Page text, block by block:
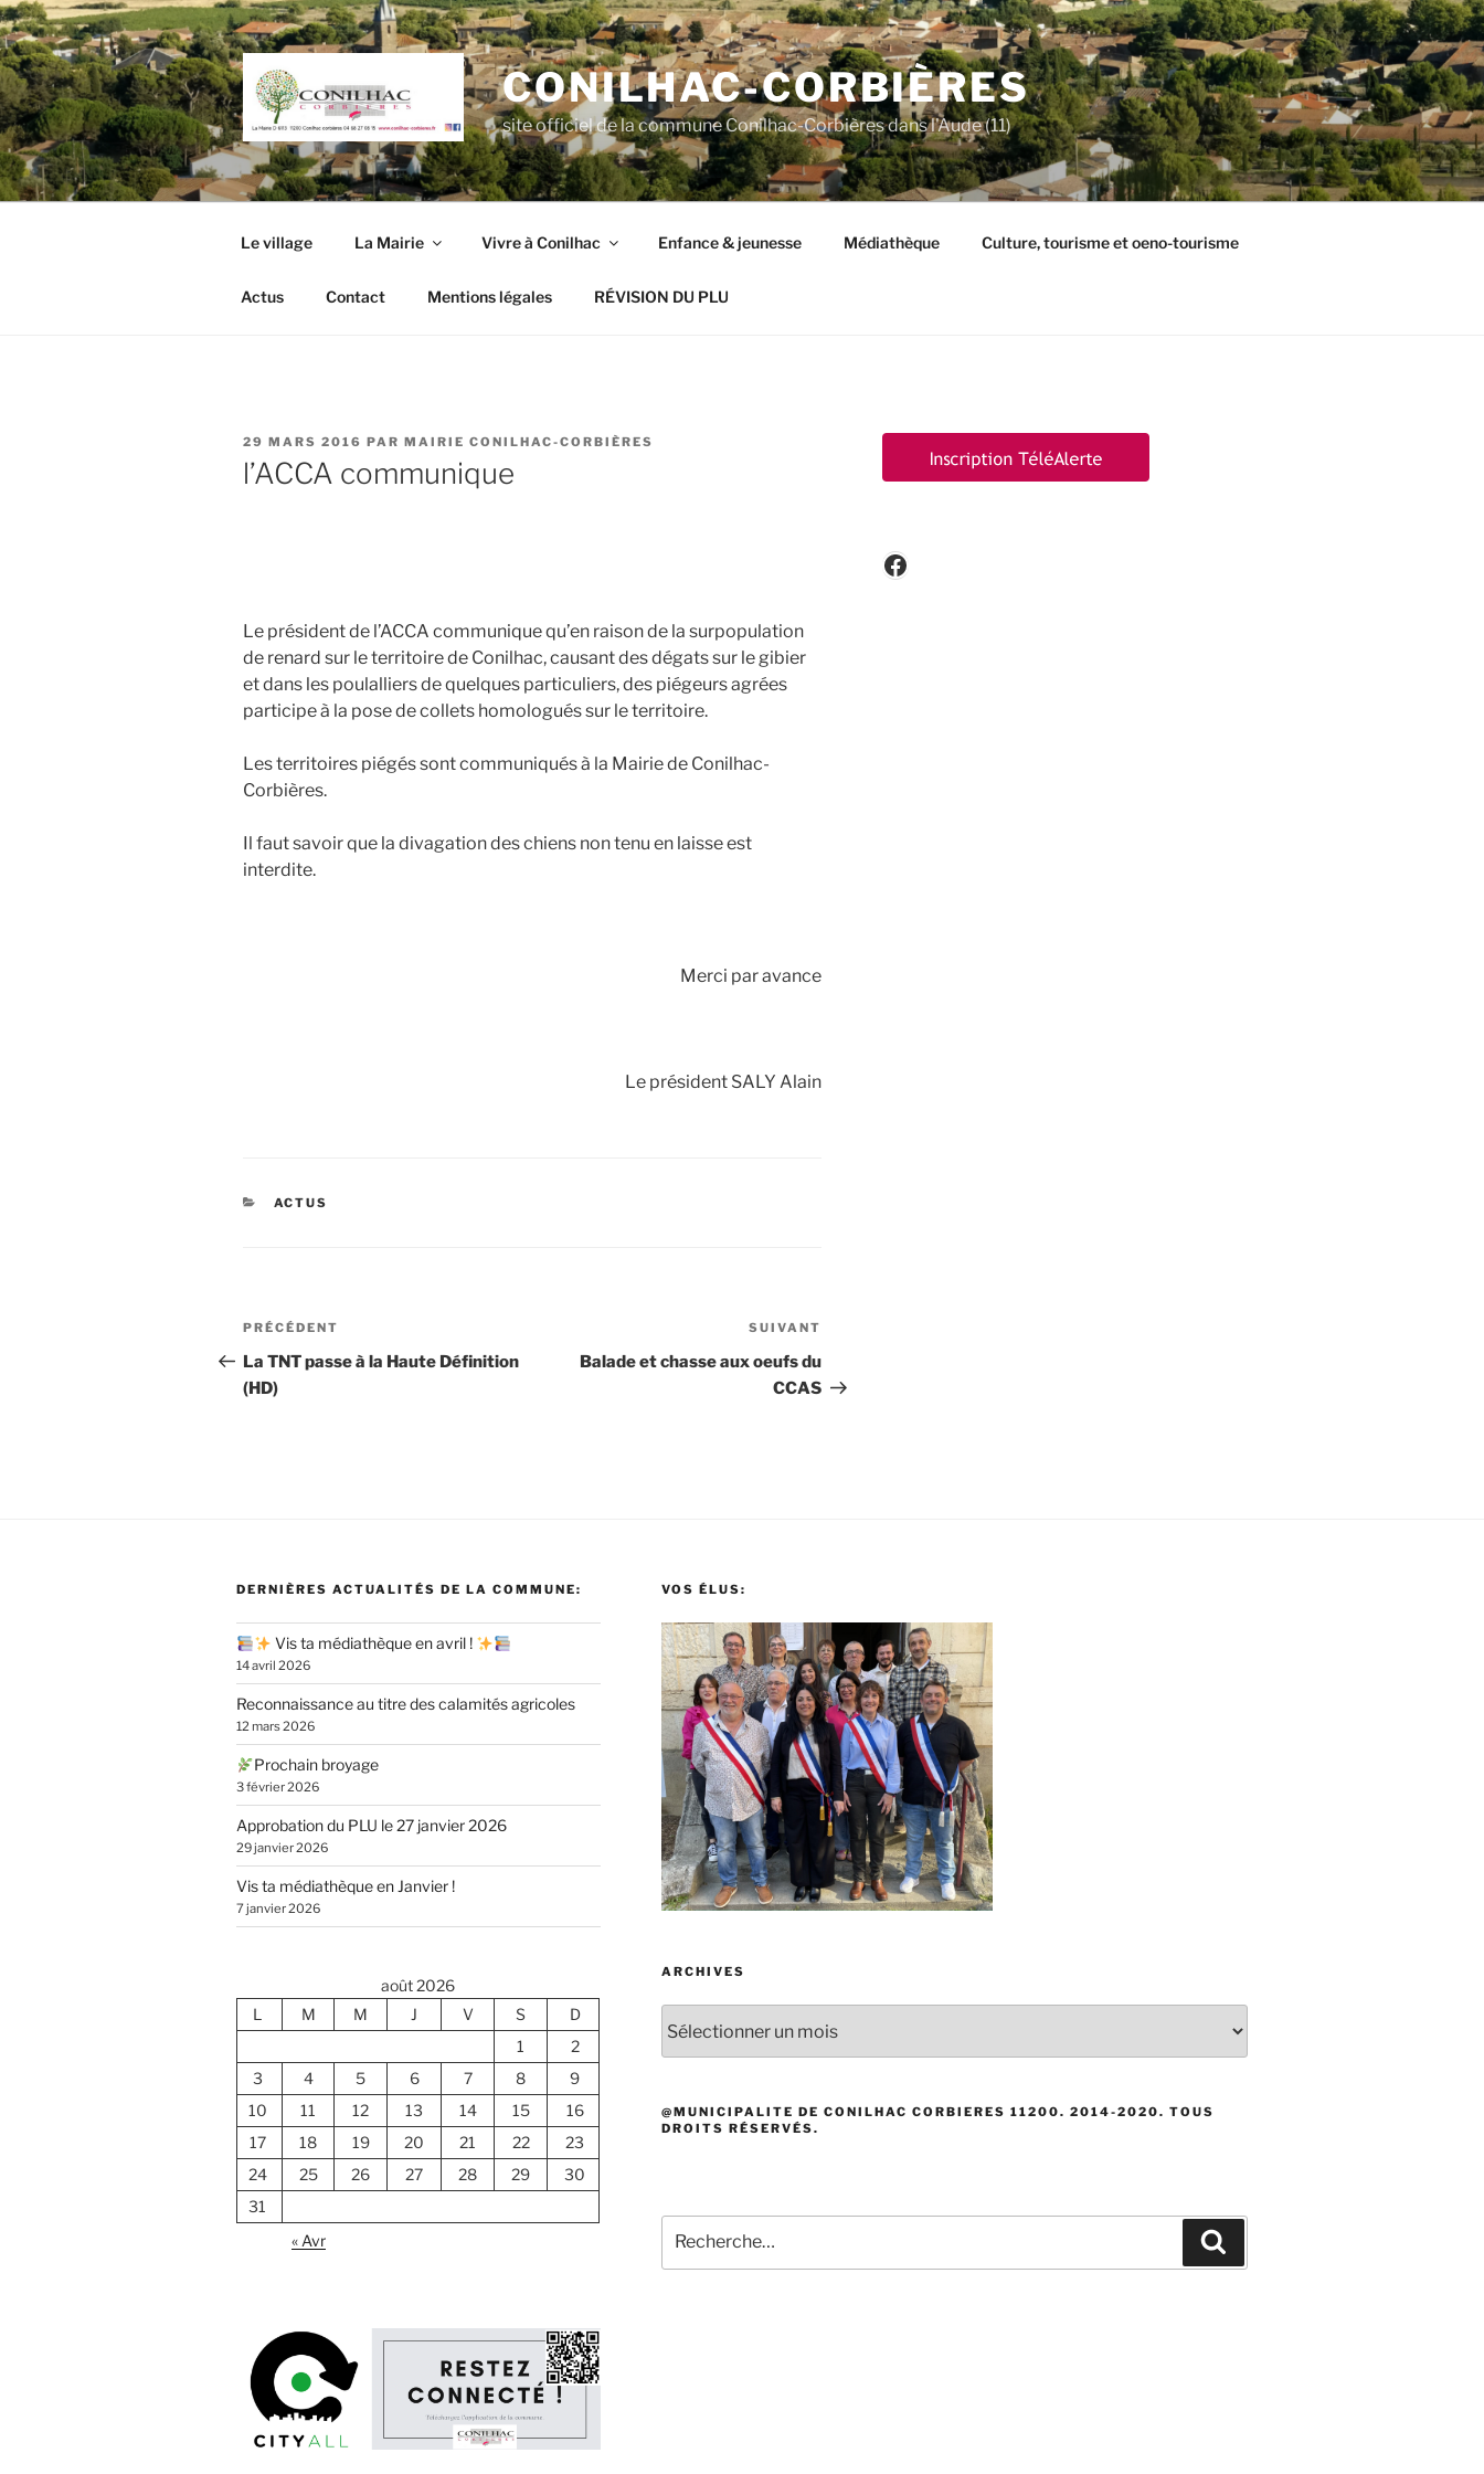
Aller
au
contenu
principal
CONILHAC-CORBIÈRES
site officiel de la commune Conilhac-Corbières dans l'Aude (11)
Le village La Mairie Vivre à Conilhac Enfance & jeunesse Médiathèque Culture, tourisme et oeno-tourisme
Actus Contact Mentions légales RÉVISION DU PLU
PUBLIÉ
LE
29 MARS 2016 PAR MAIRIE CONILHAC-CORBIÈRES
l’ACCA communique
Le président de l’ACCA communique qu’en raison de la surpopulation
de renard sur le territoire de Conilhac, causant des dégats sur le gibier
et dans les poulalliers de quelques particuliers, des piégeurs agrées
participe à la pose de collets homologués sur le territoire.
Les territoires piégés sont communiqués à la Mairie de Conilhac-
Corbières.
Il faut savoir que la divagation des chiens non tenu en laisse est
interdite.
Merci par avance
Le président SALY Alain
CATÉGORIES
ACTUS
Navigation
de
l’article
Article
précédent
PRÉCÉDENT
La TNT passe à la Haute Définition
(HD)
suivant
SUIVANT
Balade et chasse aux oeufs du
CCAS
Facebook
DERNIÈRES ACTUALITÉS DE LA COMMUNE:
Vis ta médiathèque en avril !
14 avril 2026
Reconnaissance au titre des calamités agricoles
12 mars 2026
Prochain broyage
3 février 2026
Approbation du PLU le 27 janvier 2026
29 janvier 2026
Vis ta médiathèque en Janvier !
7 janvier 2026
août 2026
L
M M J V S
D
1
2
3
4 5 6 7 8
9
10
11 12 13 14 15
16
17
18 19 20 21 22
23
24
25 26 27 28 29
30
31
« Avr
VOS ÉLUS:
ARCHIVES
@MUNICIPALITE DE CONILHAC CORBIERES 11200. 2014-2020. TOUS
DROITS RÉSERVÉS.
pour
: